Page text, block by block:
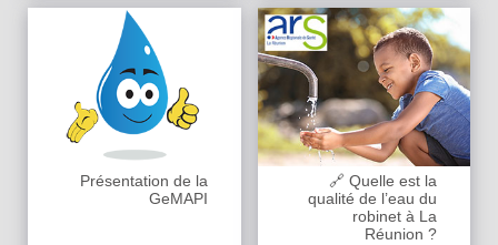
Présentation de la
GeMAPI
🔗 Quelle est la
qualité de l’eau du
robinet à La
Réunion ?